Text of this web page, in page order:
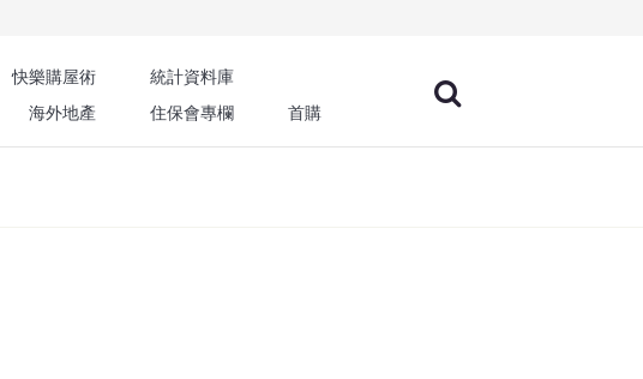
快樂購屋術
統計資料庫
海外地產 住保會專欄 首購